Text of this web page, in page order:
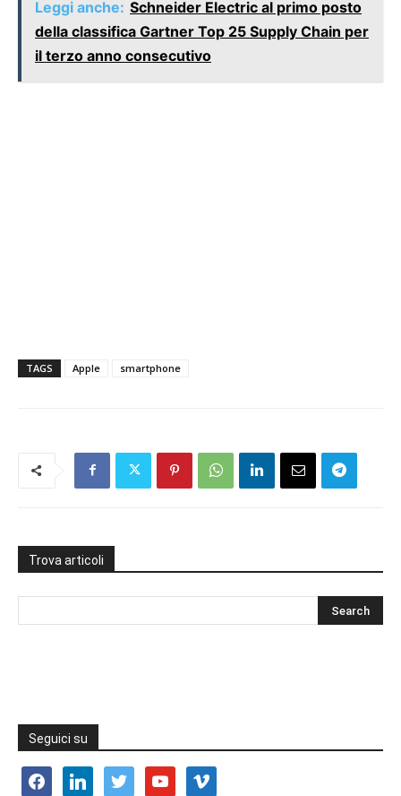
Leggi anche: Schneider Electric al primo posto
della classifica Gartner Top 25 Supply Chain per
il terzo anno consecutivo
TAGS Apple smartphone
Trova articoli
Seguici su
facebooklinkedin twitter youtube vimeo